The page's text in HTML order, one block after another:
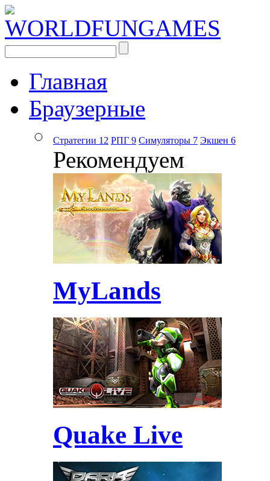
Главная
Браузерные
Стратегии 12 РПГ 9 Симуляторы 7 Экшен 6
Рекомендуем
MyLands
Quake Live